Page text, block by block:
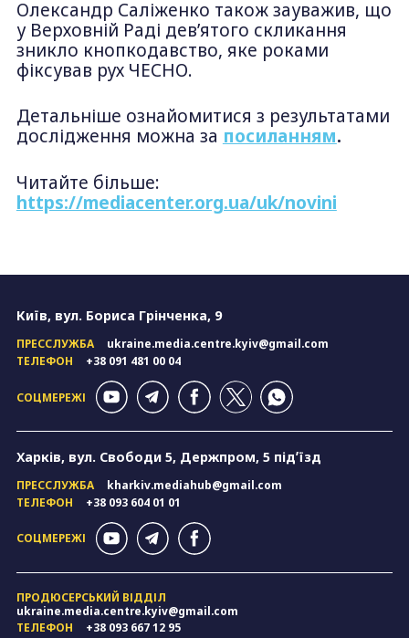
Олександр Саліженко також зауважив, що
у Верховній Раді девʼятого скликання
зникло кнопкодавство, яке роками
фіксував рух ЧЕСНО.
Детальніше ознайомитися з результатами
дослідження можна за посиланням.
Читайте більше:
https://mediacenter.org.ua/uk/novini
Київ, вул. Бориса Грінченка, 9
ПРЕССЛУЖБА
ukraine.media.centre.kyiv@gmail.com
ТЕЛЕФОН
+38 091 481 00 04
СОЦМЕРЕЖІ
Харків, вул. Свободи 5, Держпром, 5 підʼїзд
ПРЕССЛУЖБА
kharkiv.mediahub@gmail.com
ТЕЛЕФОН
+38 093 604 01 01
СОЦМЕРЕЖІ
ПРОДЮСЕРСЬКИЙ ВІДДІЛ
ukraine.media.centre.kyiv@gmail.com
ТЕЛЕФОН
+38 093 667 12 95